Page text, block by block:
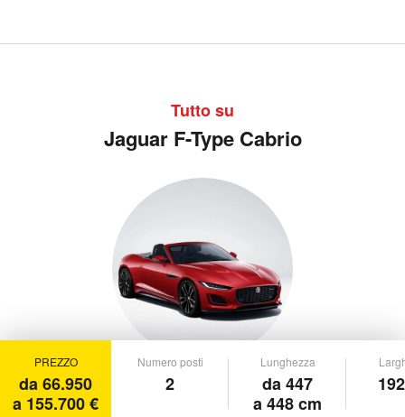
Tutto su
Jaguar F-Type Cabrio
PREZZO
da 66.950
a 155.700 €
Numero posti
2
Lunghezza
da 447
a 448 cm